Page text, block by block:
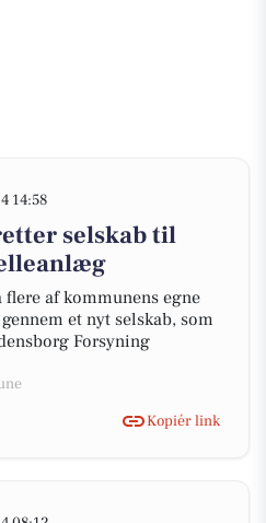
14:58
selskab til
af kommunens egne
et nyt selskab, som
Forsyning
Kopiér link